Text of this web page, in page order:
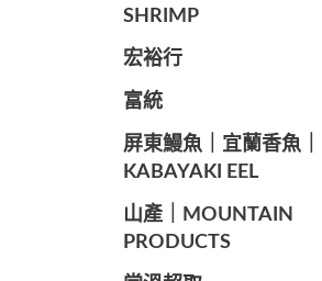
SHRIMP
宏裕行
富統
️屏東鰻魚｜宜蘭香魚｜
KABAYAKI EEL
山產｜MOUNTAIN
PRODUCTS